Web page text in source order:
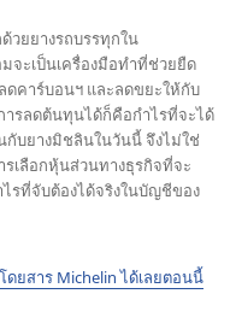
วยยางรถบรรทุกใน
จะเป็นเครื่องมือทำที่ช่วยยืด
ดคาร์บอนฯ และลดขยะให้กับ
ารลดต้นทุนได้ก็คือกำไรที่จะได้
กับยางมิชลินในวันนี้ จึงไม่ใช่
เลือกหุ้นส่วนทางธุรกิจที่จะ
ไรที่จับต้องได้จริงในบัญชีของ
ยสาร Michelin ได้เลยตอนนี้